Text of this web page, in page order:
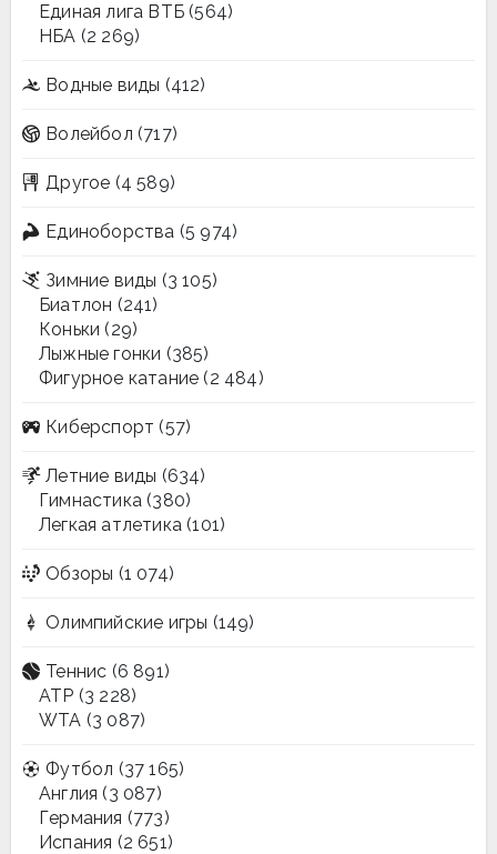
Единая лига ВТБ (564)
НБА (2 269)
Водные виды (412)
Волейбол (717)
Другое (4 589)
Единоборства (5 974)
Зимние виды (3 105)
Биатлон (241)
Коньки (29)
Лыжные гонки (385)
Фигурное катание (2 484)
Киберспорт (57)
Летние виды (634)
Гимнастика (380)
Легкая атлетика (101)
Обзоры (1 074)
Олимпийские игры (149)
Теннис (6 891)
ATP (3 228)
WTA (3 087)
Футбол (37 165)
Англия (3 087)
Германия (773)
Испания (2 651)